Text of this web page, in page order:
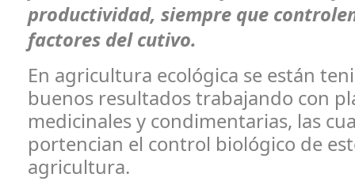
productividad, siempre que
factores del cutivo.
En agricultura ecológica se están
buenos resultados trabajando con
medicinales y condimentarias, las
portencian el control biológico de
agricultura.